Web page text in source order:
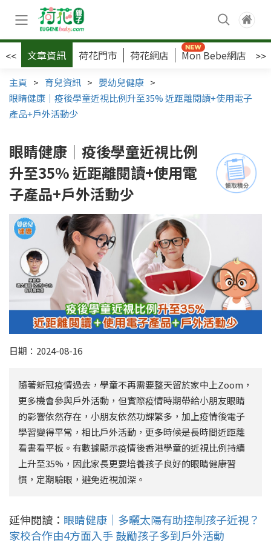
<< 文章資訊 荷花門市 荷花網店 Mon Bebe網店 >>
主頁 > 育兒資訊 > 嬰幼兒健康 >
眼睛健康｜疫後學童近視比例升至35% 近距離閱讀+使用電子
產品+戶外活動少
眼睛健康｜疫後學童近視比例
升至35% 近距離閱讀+使用電
子產品+戶外活動少
日期：2024-08-16
隨著新冠疫情過去，學童不再需要整天留於家中上Zoom，
更多機會參與戶外活動，但實際疫情時期帶給小朋友眼睛
的影響依然存在，小朋友依然功課繁多，加上疫情後電子
學習變得平常，相比戶外活動，更多時候是長時間近距離
看書看平板。有數據顯示疫情後香港學童的近視比例持續
上升至35%，因此家長更要培養孩子良好的眼睛健康習
慣，定期驗眼，避免近視加深。
延伸閱讀： 眼睛健康｜多曬太陽有助控制孩子近視？
家校合作由4方面入手 鼓勵孩子多到戶外活動